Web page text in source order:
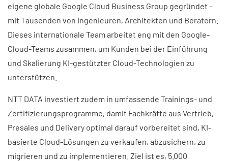
eigene globale Google Cloud Business Group gegründet –
mit Tausenden von Ingenieuren, Architekten und Beratern.
Dieses internationale Team arbeitet eng mit den Google-
Cloud-Teams zusammen, um Kunden bei der Einführung
und Skalierung KI-gestützter Cloud-Technologien zu
unterstützen.
NTT DATA investiert zudem in umfassende Trainings- und
Zertifizierungsprogramme, damit Fachkräfte aus Vertrieb,
Presales und Delivery optimal darauf vorbereitet sind, KI-
basierte Cloud-Lösungen zu verkaufen, abzusichern, zu
migrieren und zu implementieren. Ziel ist es, 5.000